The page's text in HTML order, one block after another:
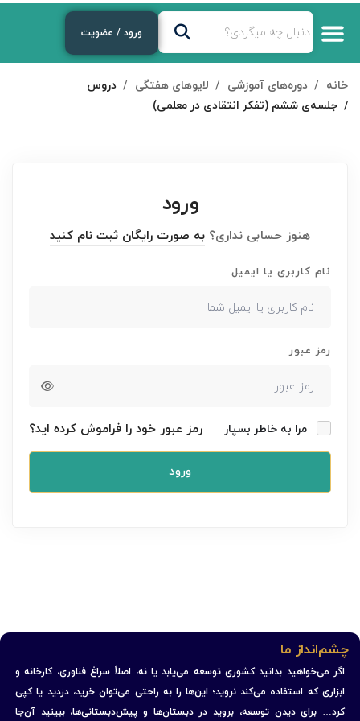
ورود / عضویت
خانه دوره‌های آموزشی لایوهای هفتگی
دروس
جلسه‌ی ششم (تفکر انتقادی در معلمی)
ورود
هنوز حسابی نداری؟ به صورت رایگان ثبت نام کنید
نام کاربری یا ایمیل
رمز عبور
مرا به خاطر بسپار رمز عبور خود را فراموش کرده اید؟
ورود
چشم‌انداز ما
اگر می‌خواهید بدانید کشوری توسعه می‌یابد یا نه، اصلاً سراغ فناوری، کارخانه و
ابزاری که استفاده می‌کند نروید؛ این‌ها را به راحتی می‌توان خرید، دزدید یا کپی
کرد… برای دیدن توسعه، بروید در دبستان‌ها و پیش‌دبستانی‌ها، ببینید آن‌جا